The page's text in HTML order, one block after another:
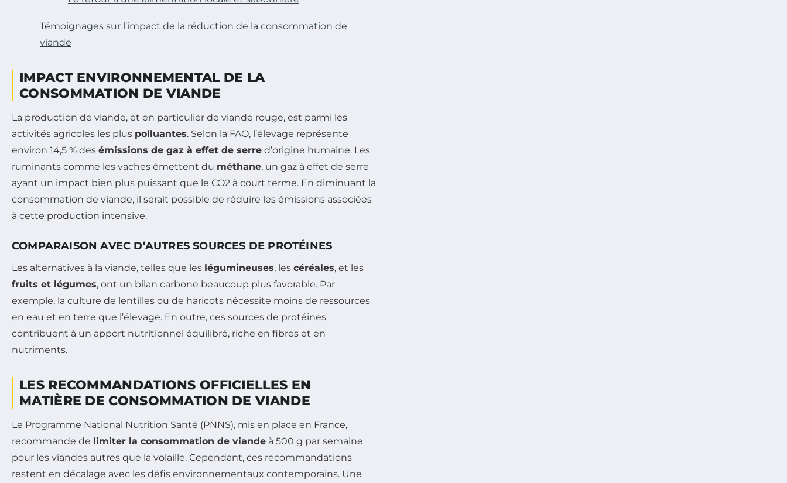
Témoignages sur l’impact de la réduction de la consommation de
viande
IMPACT ENVIRONNEMENTAL DE LA
CONSOMMATION DE VIANDE
La production de viande, et en particulier de viande rouge, est parmi les
activités agricoles les plus polluantes. Selon la FAO, l’élevage représente
environ 14,5 % des émissions de gaz à effet de serre d’origine humaine. Les
ruminants comme les vaches émettent du méthane, un gaz à effet de serre
ayant un impact bien plus puissant que le CO2 à court terme. En diminuant la
consommation de viande, il serait possible de réduire les émissions associées
à cette production intensive.
COMPARAISON AVEC D’AUTRES SOURCES DE PROTÉINES
Les alternatives à la viande, telles que les légumineuses, les céréales, et les
fruits et légumes, ont un bilan carbone beaucoup plus favorable. Par
exemple, la culture de lentilles ou de haricots nécessite moins de ressources
en eau et en terre que l’élevage. En outre, ces sources de protéines
contribuent à un apport nutritionnel équilibré, riche en fibres et en
nutriments.
LES RECOMMANDATIONS OFFICIELLES EN
MATIÈRE DE CONSOMMATION DE VIANDE
Le Programme National Nutrition Santé (PNNS), mis en place en France,
recommande de limiter la consommation de viande à 500 g par semaine
pour les viandes autres que la volaille. Cependant, ces recommandations
restent en décalage avec les défis environnementaux contemporains. Une